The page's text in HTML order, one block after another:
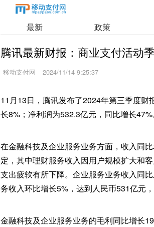
最新 政策
腾讯最新财报：商业支付活动
移动支付网 2024/11/14 9:25:37
11月13日，腾讯发布了2024年第三季度
长8%；净利润为532.3亿元，同比增长47%
在金融科技及企业服务业务方面，收入同
定，其中理财服务收入因用户规模扩大和
支出疲软有所下降。企业服务业务收入同
务收入环比增长5%，达到人民币531亿元
金融科技及企业服务业务的毛利同比增长